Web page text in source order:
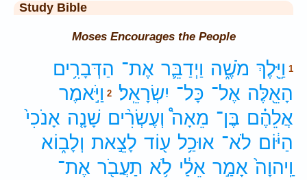
Study Bible
Moses Encourages the People
1 וַיֵּ֖לֶךְ מֹשֶׁ֑ה וַיְדַבֵּ֛ר אֶת־ הַדְּבָרִ֥ים
הָאֵ֖לֶּה אֶל־ כָּל־ יִשְׂרָאֵֽל׃ 2 וַיֹּ֣אמֶר
אֲלֵהֶ֗ם בֶּן־ מֵאָה֩ וְעֶשְׂרִ֨ים שָׁנָ֤ה אָנֹכִי֙
הַיּ֔וֹם לֹא־ אוּכַ֥ל ע֖וֹד לָצֵ֣את וְלָב֑וֹא
וַֽיהוָה֙ אָמַ֣ר אֵלַ֔י לֹ֥א תַעֲבֹ֖ר אֶת־